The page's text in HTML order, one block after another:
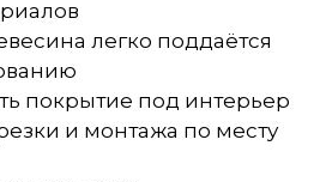
легко поддаётся
покрытие под интерьер
и монтажа по месту